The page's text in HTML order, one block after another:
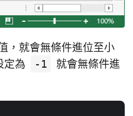
，就會無條件進位至小
定為
-1
就會無條件進